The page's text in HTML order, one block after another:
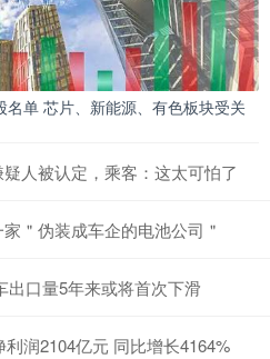
单 芯片、新能源、有色板块受关
人被认定，乘客：这太可怕了
＂伪装成车企的电池公司＂
出口量5年来或将首次下滑
润2104亿元 同比增长4164%